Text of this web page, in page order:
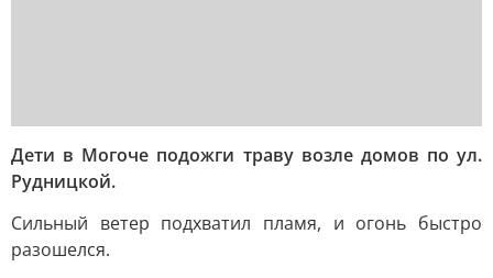
Дети в Могоче подожги траву возле домов по ул.
Рудницкой.
Сильный ветер подхватил пламя, и огонь быстро
разошелся.